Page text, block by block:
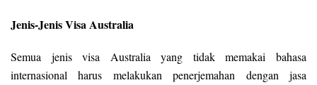
Jenis-Jenis Visa Australia
Semua jenis visa Australia yang tidak memakai bahasa
internasional harus melakukan penerjemahan dengan jasa